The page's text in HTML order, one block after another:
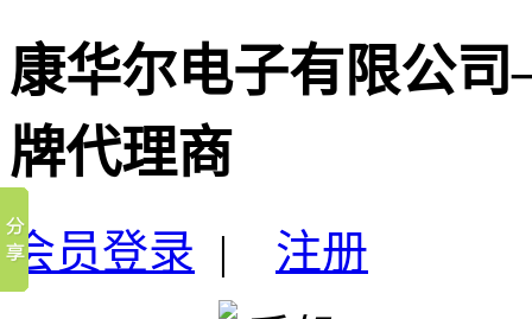
康华尔电子有限公
牌代理商
会员登录 | 注册